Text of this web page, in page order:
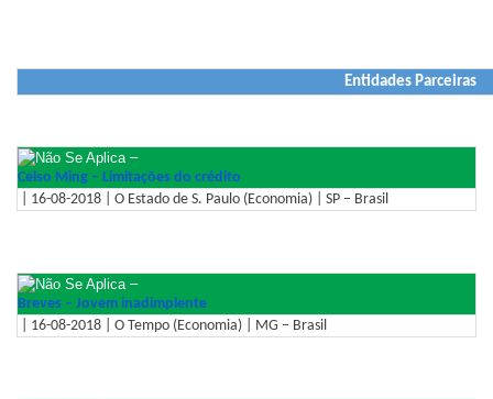
Entidades Parceiras
–
Celso Ming – Limitações do crédito
| 16-08-2018 | O Estado de S. Paulo (Economia) | SP – Brasil
–
Breves – Jovem inadimplente
| 16-08-2018 | O Tempo (Economia) | MG – Brasil